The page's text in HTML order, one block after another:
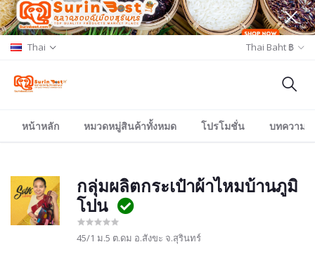
Thai Thai Baht ฿
หน้าหลัก หมวดหมู่สินค้าทั้งหมด โปรโมชั่น บทความ/
กลุ่มผลิตกระเป๋าผ้าไหมบ้านภูมิ
โปน
45/1 ม.5 ต.ดม อ.สังขะ จ.สุรินทร์